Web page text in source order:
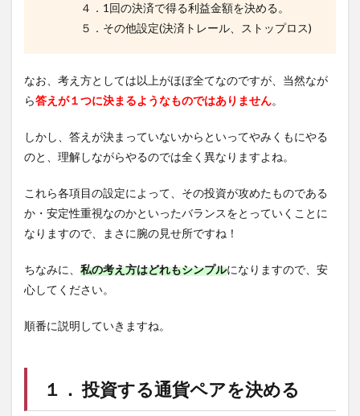
４．1回の決済で得る利益金額を決める。
５．その他設定(決済トレール、ストップロス)
なお、考え方としては以上がほぼ全てなのですが、当然なが
ら答えが１つに決まるようなものではありません。
しかし、答えが決まっていないからといってやみくもにやる
のと、理解しながらやるのでは全く異なりますよね。
これら各項目の設定によって、その投資が攻めたものである
か・安定性重視なのかといったバランスをとっていくことに
なりますので、まさに腕の見せ所ですね！
ちなみに、 私の考え方はどれもシンプルになりますので、安
心してください。
順番に説明していきますね。
１． 投資する通貨ペアを決める